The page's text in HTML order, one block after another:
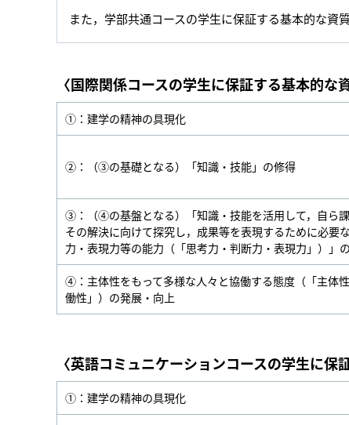
また，学部共通コースの学生に保証する基本的な資
〈国際関係コースの学生に保証する基本的な
①：建学の精神の具現化
②：（③の基礎となる）「知識・技能」の修得
③：（④の基盤となる）「知識・技能を活用して，自ら課
その解決に向けて探究し，成果等を表現するために必要
力・表現力等の能力（「思考力・判断力・表現力」）」
④：主体性をもって多様な人々と協働する態度（「主体
働性」）の発展・向上
〈英語コミュニケーションコースの学生に保
①：建学の精神の具現化